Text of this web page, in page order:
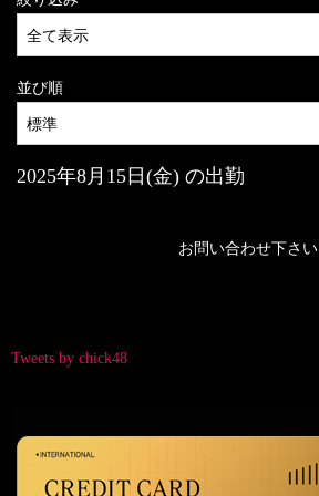
並び順
2025年8月15日(金) の出勤
お問い合わせ下さい
Tweets by chick48